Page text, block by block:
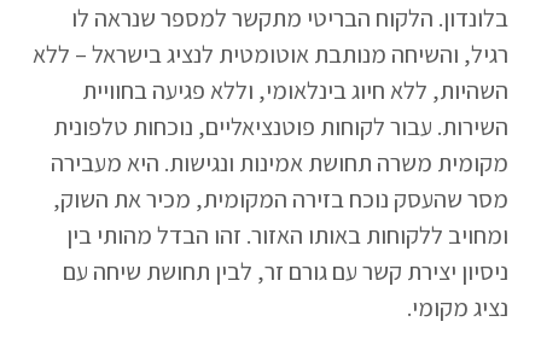
בלונדון. הלקוח הבריטי מתקשר למספר שנראה לו
רגיל, והשיחה מנותבת אוטומטית לנציג בישראל – ללא
השהיות, ללא חיוג בינלאומי, וללא פגיעה בחוויית
השירות. עבור לקוחות פוטנציאליים, נוכחות טלפונית
מקומית משרה תחושת אמינות ונגישות. היא מעבירה
מסר שהעסק נוכח בזירה המקומית, מכיר את השוק,
ומחויב ללקוחות באותו האזור. זהו הבדל מהותי בין
ניסיון יצירת קשר עם גורם זר, לבין תחושת שיחה עם
נציג מקומי.